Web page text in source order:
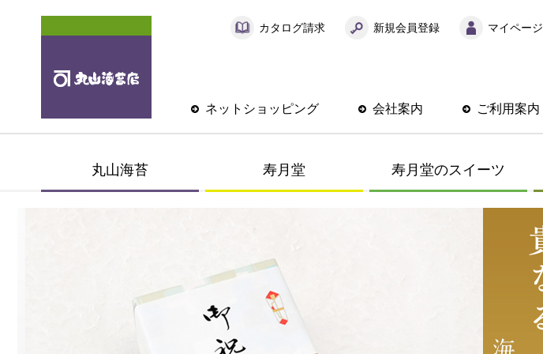
カタログ請求 新規会員登録 マイページ
ネットショッピング 会社案内 ご利用案内
丸山海苔 寿月堂 寿月堂のスイーツ